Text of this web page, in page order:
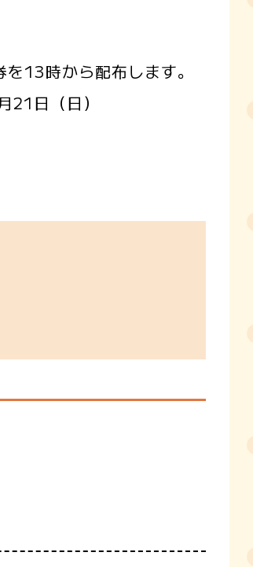
13時から配布します。
21日（日）